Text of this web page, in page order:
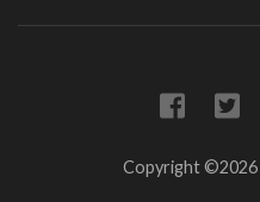
Copyright ©2026